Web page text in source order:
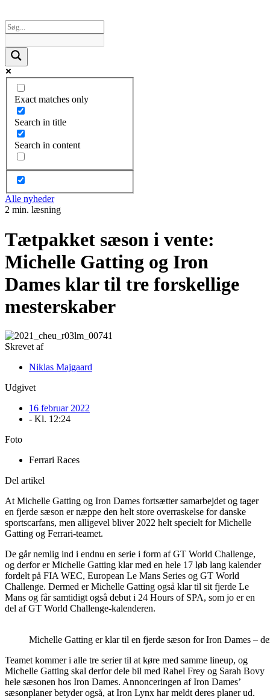
Exact matches only
Search in title
Search in content
Alle nyheder
2 min. læsning
Tætpakket sæson i vente:
Michelle Gatting og Iron
Dames klar til tre forskellige
mesterskaber
Skrevet af
Niklas Majgaard
Udgivet
16 februar 2022
- Kl. 12:24
Foto
Ferrari Races
Del artikel
At Michelle Gatting og Iron Dames fortsætter samarbejdet og tager
en fjerde sæson er næppe den helt store overraskelse for danske
sportscarfans, men alligevel bliver 2022 helt specielt for Michelle
Gatting og Ferrari-teamet.
De går nemlig ind i endnu en serie i form af GT World Challenge,
og derfor er Michelle Gatting klar med en hele 17 løb lang kalender
fordelt på FIA WEC, European Le Mans Series og GT World
Challenge. Dermed er Michelle Gatting også klar til sit fjerde Le
Mans og får samtidigt også debut i 24 Hours of SPA, som jo er en
del af GT World Challenge-kalenderen.
Michelle Gatting er klar til en fjerde sæson for Iron Dames –
Teamet kommer i alle tre serier til at køre med samme lineup, og
Michelle Gatting skal derfor dele bil med Rahel Frey og Sarah Bovy
hele sæsonen hos Iron Dames. Annonceringen af Iron Dames’
sæsonplaner betyder også, at Iron Lynx har meldt deres planer ud.